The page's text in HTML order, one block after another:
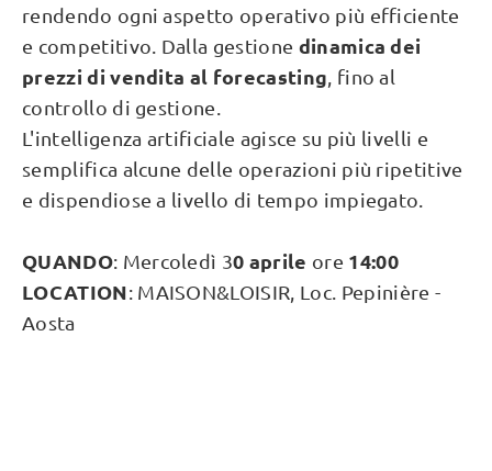
rendendo ogni aspetto operativo più efficiente
e competitivo. Dalla gestione dinamica dei
prezzi di vendita al forecasting , fino al
controllo di gestione.
L'intelligenza artificiale agisce su più livelli e
semplifica alcune delle operazioni più ripetitive
e dispendiose a livello di tempo impiegato.
QUANDO: Mercoledì 30 aprile ore 14:00
LOCATION: MAISON&LOISIR, Loc. Pepinière -
Aosta